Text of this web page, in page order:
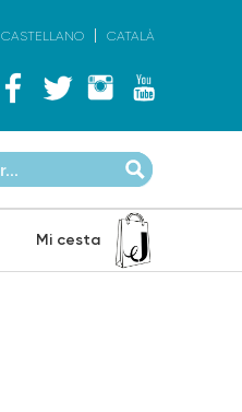
CASTELLANO CATALÀ
Mi cesta